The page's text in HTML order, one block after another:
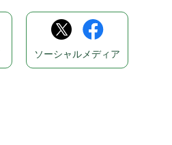
ソーシャルメディア